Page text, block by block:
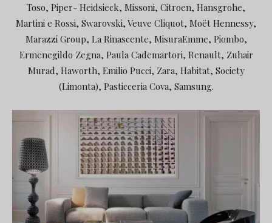
Toso, Piper- Heidsieck, Missoni, Citroen, Hansgrohe,
Martini e Rossi, Swarovski, Veuve Cliquot, Moët Hennessy,
Marazzi Group, La Rinascente, MisuraEmme, Piombo,
Ermenegildo Zegna, Paula Cademartori, Renault, Zuhair
Murad, Haworth, Emilio Pucci, Zara, Habitat, Society
(Limonta), Pasticceria Cova, Samsung.